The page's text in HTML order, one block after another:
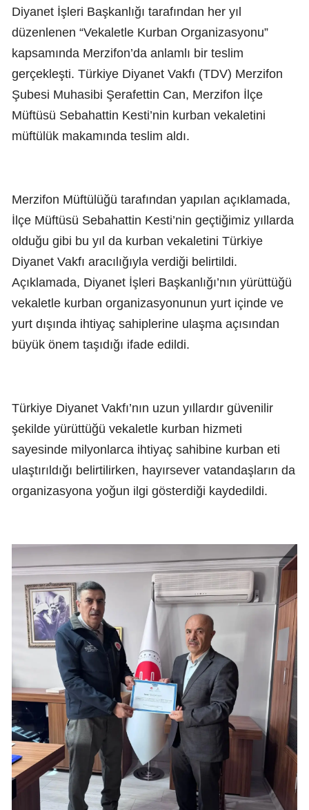
Diyanet İşleri Başkanlığı tarafından her yıl
düzenlenen “Vekaletle Kurban Organizasyonu”
kapsamında Merzifon’da anlamlı bir teslim
gerçekleşti. Türkiye Diyanet Vakfı (TDV) Merzifon
Şubesi Muhasibi Şerafettin Can, Merzifon İlçe
Müftüsü Sebahattin Kesti’nin kurban vekaletini
müftülük makamında teslim aldı.
Merzifon Müftülüğü tarafından yapılan açıklamada,
İlçe Müftüsü Sebahattin Kesti’nin geçtiğimiz yıllarda
olduğu gibi bu yıl da kurban vekaletini Türkiye
Diyanet Vakfı aracılığıyla verdiği belirtildi.
Açıklamada, Diyanet İşleri Başkanlığı’nın yürüttüğü
vekaletle kurban organizasyonunun yurt içinde ve
yurt dışında ihtiyaç sahiplerine ulaşma açısından
büyük önem taşıdığı ifade edildi.
Türkiye Diyanet Vakfı’nın uzun yıllardır güvenilir
şekilde yürüttüğü vekaletle kurban hizmeti
sayesinde milyonlarca ihtiyaç sahibine kurban eti
ulaştırıldığı belirtilirken, hayırsever vatandaşların da
organizasyona yoğun ilgi gösterdiği kaydedildi.